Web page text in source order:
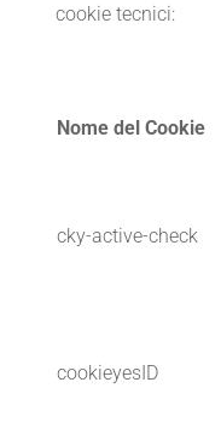
cookie tecnici:
Nome del Cookie
cky-active-check
cookieyesID